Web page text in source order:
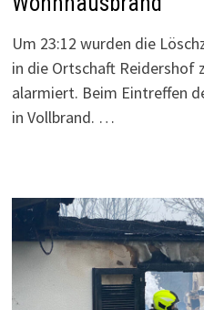
Um 23:12 wurden die
in die Ortschaft Reidershof
alarmiert. Beim Eintreffen
in Vollbrand. …